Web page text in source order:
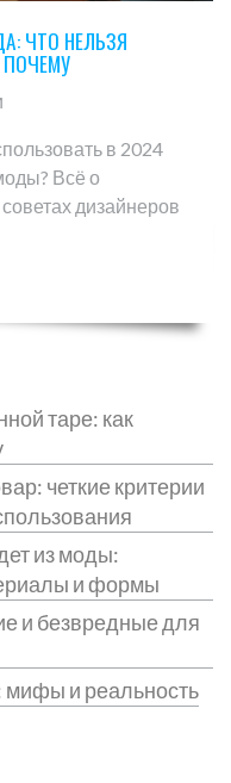
ЧТО НЕЛЬЗЯ
ПОЧЕМУ
в 2024
Всё о
дизайнеров
таре: как
четкие критерии
из моды:
и формы
и безвредные для
мифы и реальность